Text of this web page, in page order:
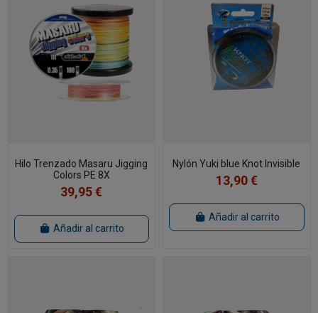
Hilo Trenzado Masaru Jigging
Colors PE 8X
39,95 €
Añadir al carrito
Nylón Yuki blue Knot Invisible
13,90 €
Añadir al carrito